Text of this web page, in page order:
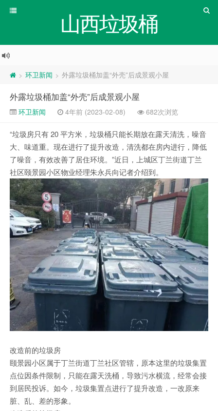
山西垃圾桶
> 环卫新闻 > 外露垃圾桶加盖“外壳”后成景观小屋
外露垃圾桶加盖“外壳”后成景观小屋
环卫新闻 4年前 (2023-02-08) 682次浏览
“垃圾房只有 20 平方米，垃圾桶只能长期放在露天清洗，噪音
大、味道重。现在进行了提升改造，清洗都在房内进行，降低
了噪音，有效改善了居住环境。”近日，上城区丁兰街道丁兰
社区颐景园小区物业经理朱永兵向记者介绍到。
改造前的垃圾房
颐景园小区属于丁兰街道丁兰社区管辖，原本这里的垃圾集置
点位因条件限制，只能在露天洗桶，导致污水横流，经常会接
到居民投诉。如今，垃圾集置点进行了提升改造，一改原来
脏、乱、差的形象。